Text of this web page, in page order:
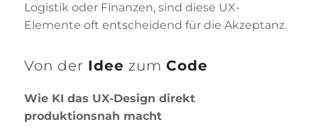
Logistik oder Finanzen, sind diese UX-
Elemente oft entscheidend für die Akzeptanz.
Von der Idee zum Code
Wie KI das UX-Design direkt
produktionsnah macht